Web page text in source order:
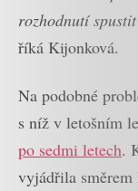
rozhodnutí
říká Kijonková.
Na podobné
s níž v letošním
po sedmi letech.
vyjádřila